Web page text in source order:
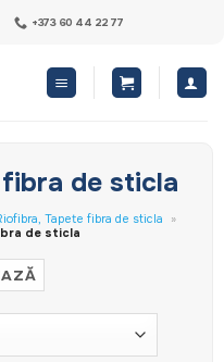
+373 60 44 22 77
de sticla
Tapete fibra de sticla
»
de sticla